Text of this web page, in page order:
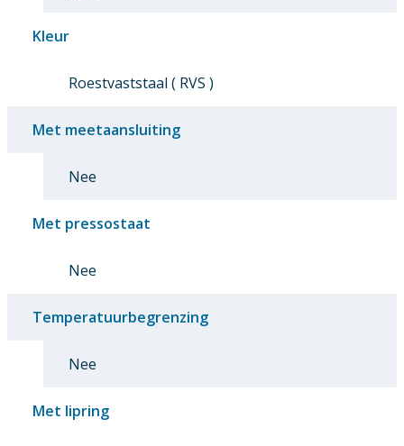
Kleur
Roestvaststaal ( RVS )
Met meetaansluiting
Nee
Met pressostaat
Nee
Temperatuurbegrenzing
Nee
Met lipring